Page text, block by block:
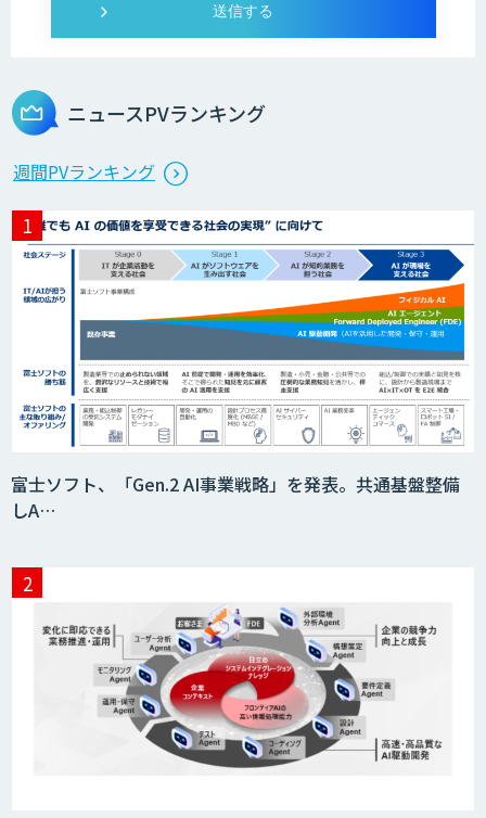
ニュースPVランキング
週間PVランキング
富士ソフト、「Gen.2 AI事業戦略」を発表。共通基盤整備
しA…